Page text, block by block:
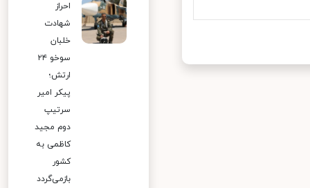
احراز
شهادت
خلبان
سوخو ۲۴
ارتش؛
پیکر امیر
سرتیپ
دوم مجید
کاظمی به
کشور
بازمی‌گردد